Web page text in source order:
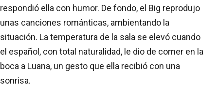
respondió ella con humor. De fondo, el Big reprodujo
unas canciones románticas, ambientando la
situación. La temperatura de la sala se elevó cuando
el español, con total naturalidad, le dio de comer en la
boca a Luana, un gesto que ella recibió con una
sonrisa.